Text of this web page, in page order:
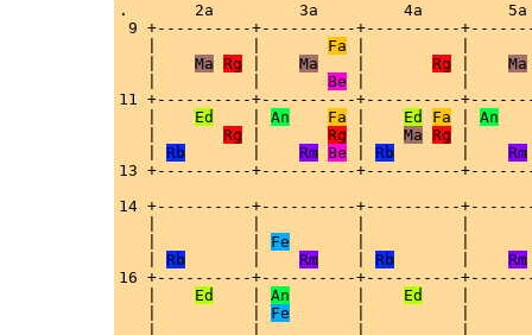
.       2a         3a         4a
9 +----------+----------+----------
Fa
Ma Rg Ma Rg Ma
Be
11 +----------+----------+----------
Ed An Fa Ed Fa
An
Rg Rg Ma Rg
Rb Rm Be Rb
Rm
13 +----------+----------+----------
14 +----------+----------+----------
Fe
Rb Rm Rb Rm
16 +----------+----------+----------
Ed An Ed
Fe